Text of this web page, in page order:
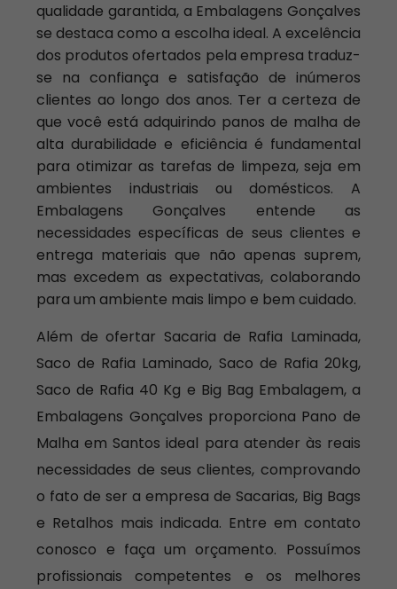
qualidade garantida, a Embalagens Gonçalves
se destaca como a escolha ideal. A excelência
dos produtos ofertados pela empresa traduz-
se na confiança e satisfação de inúmeros
clientes ao longo dos anos. Ter a certeza de
que você está adquirindo panos de malha de
alta durabilidade e eficiência é fundamental
para otimizar as tarefas de limpeza, seja em
ambientes industriais ou domésticos. A
Embalagens Gonçalves entende as
necessidades específicas de seus clientes e
entrega materiais que não apenas suprem,
mas excedem as expectativas, colaborando
para um ambiente mais limpo e bem cuidado.
Além de ofertar Sacaria de Rafia Laminada,
Saco de Rafia Laminado, Saco de Rafia 20kg,
Saco de Rafia 40 Kg e Big Bag Embalagem, a
Embalagens Gonçalves proporciona Pano de
Malha em Santos ideal para atender às reais
necessidades de seus clientes, comprovando
o fato de ser a empresa de Sacarias, Big Bags
e Retalhos mais indicada. Entre em contato
conosco e faça um orçamento. Possuímos
profissionais competentes e os melhores